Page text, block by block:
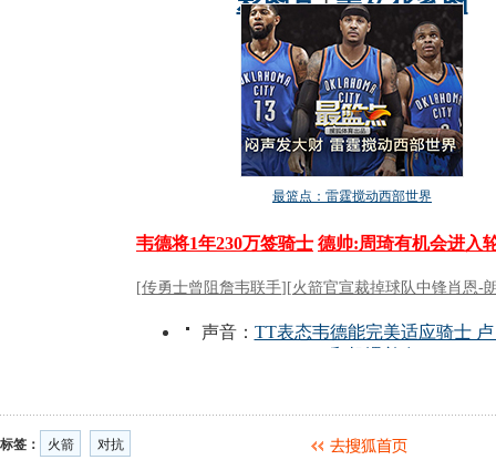
标签： 火箭 对抗